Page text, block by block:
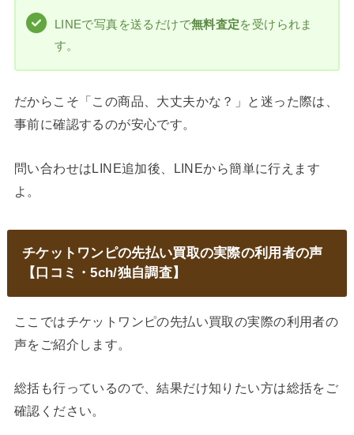
LINEで写真を送るだけで無料査定を受けられま
す。
だからこそ「この商品、大丈夫かな？」と迷った際は、
事前に確認するのが安心です。
問い合わせはLINE追加後、LINEから簡単に行えます
よ。
チケットワンピの先払い買取の実際の利用者の声
【口コミ・5ch/独自調査】
ここではチケットワンピの先払い買取の実際の利用者の
声をご紹介します。
総括も行っているので、結果だけ知りたい方は総括をご
確認ください。